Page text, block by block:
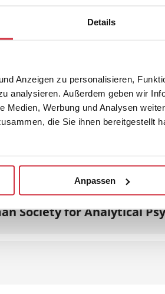
Details
Anzeigen zu personalisieren,
analysieren. Außerdem geben wir
Medien, Werbung und Analysen
die Sie ihnen bereitgestellt
Anpassen
Schriftenreihe
Society for Analytical